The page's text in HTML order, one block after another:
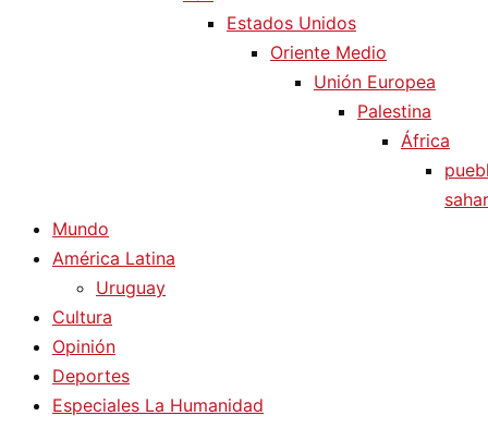
Estados Unidos
Oriente Medio
Unión Europea
Palestina
África
Mundo
América Latina
Uruguay
Cultura
Opinión
Deportes
Especiales La Humanidad